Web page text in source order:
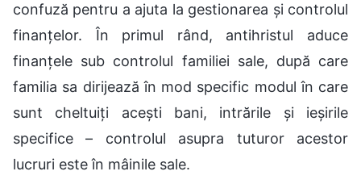
confuză pentru a ajuta la gestionarea și controlul
finanțelor. În primul rând, antihristul aduce
finanțele sub controlul familiei sale, după care
familia sa dirijează în mod specific modul în care
sunt cheltuiți acești bani, intrările și ieșirile
specifice – controlul asupra tuturor acestor
lucruri este în mâinile sale.